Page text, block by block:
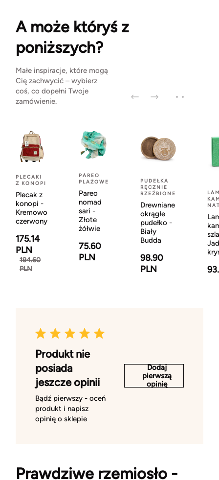
A może któryś z
poniższych?
Małe inspiracje, które mogą
Cię zachwycić – wybierz
coś, co dopełni Twoje
zamówienie.
PLECAKI
Z KONOPI
Plecak z
konopi -
Kremowo
czerwony
175.14
PLN
194.60
PLN
PAREO
PLAŻOWE
Pareo
nomad
sari -
Złote
żółwie
75.60
PLN
PUDEŁKA
RĘCZNIE
RZEŹBIONE
Drewniane
okrągłe
pudełko -
Biały
Budda
98.90
PLN
Produkt nie
posiada
jeszcze opinii
Bądź pierwszy - oceń
produkt i napisz
opinię o sklepie
Dodaj
pierwszą
opinię
Prawdziwe rzemiosło -